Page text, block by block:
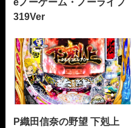
319Ver
P織田信奈の野望 下剋上